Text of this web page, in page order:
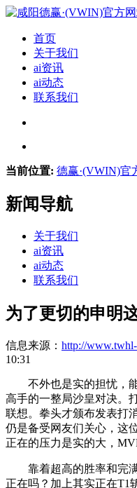
首页
关于我们
ai资讯
ai动态
联系我们
当前位置: 德赢·(VWIN)官
新闻导航
关于我们
ai资讯
ai动态
联系我们
为了更切的申明
信息来源： http://www.twhl-
10:31
不外也是实的担忧，能
高手的一整局沙皇对决。
联想。拳头才颁布发表打
仍是备受网友们关心，这
正在的压力是实的大，
靠着超高的胜率和完满
正在吗？加上其实正在T1